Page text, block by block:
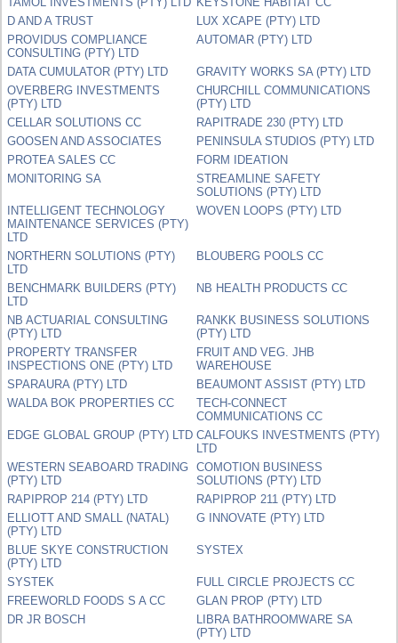
D AND A TRUST
LUX XCAPE (PTY) LTD
PROVIDUS COMPLIANCE
CONSULTING (PTY) LTD
AUTOMAR (PTY) LTD
DATA CUMULATOR (PTY) LTD
GRAVITY WORKS SA (PTY) LTD
OVERBERG INVESTMENTS
(PTY) LTD
CHURCHILL COMMUNICATIONS
(PTY) LTD
CELLAR SOLUTIONS CC
RAPITRADE 230 (PTY) LTD
GOOSEN AND ASSOCIATES
PENINSULA STUDIOS (PTY) LTD
PROTEA SALES CC
FORM IDEATION
MONITORING SA
STREAMLINE SAFETY
SOLUTIONS (PTY) LTD
INTELLIGENT TECHNOLOGY
MAINTENANCE SERVICES (PTY)
LTD
WOVEN LOOPS (PTY) LTD
NORTHERN SOLUTIONS (PTY)
LTD
BLOUBERG POOLS CC
BENCHMARK BUILDERS (PTY)
LTD
NB HEALTH PRODUCTS CC
NB ACTUARIAL CONSULTING
(PTY) LTD
RANKK BUSINESS SOLUTIONS
(PTY) LTD
PROPERTY TRANSFER
INSPECTIONS ONE (PTY) LTD
FRUIT AND VEG. JHB
WAREHOUSE
SPARAURA (PTY) LTD
BEAUMONT ASSIST (PTY) LTD
WALDA BOK PROPERTIES CC
TECH-CONNECT
COMMUNICATIONS CC
EDGE GLOBAL GROUP (PTY) LTD CALFOUKS INVESTMENTS (PTY)
LTD
WESTERN SEABOARD TRADING
(PTY) LTD
COMOTION BUSINESS
SOLUTIONS (PTY) LTD
RAPIPROP 214 (PTY) LTD
RAPIPROP 211 (PTY) LTD
ELLIOTT AND SMALL (NATAL)
(PTY) LTD
G INNOVATE (PTY) LTD
BLUE SKYE CONSTRUCTION
(PTY) LTD
SYSTEX
SYSTEK
FULL CIRCLE PROJECTS CC
FREEWORLD FOODS S A CC
GLAN PROP (PTY) LTD
DR JR BOSCH
LIBRA BATHROOMWARE SA
(PTY) LTD